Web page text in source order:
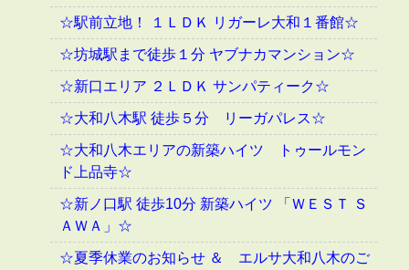
☆駅前立地！ １ＬＤＫ リガーレ大和１番館☆
☆坊城駅まで徒歩１分 ヤブナカマンション☆
☆新口エリア ２ＬＤＫ サンパティーク☆
☆大和八木駅 徒歩５分 リーガパレス☆
☆大和八木エリアの新築ハイツ トゥールモン
ド上品寺☆
☆新ノ口駅 徒歩10分 新築ハイツ 「ＷＥＳＴ Ｓ
ＡＷＡ」☆
☆夏季休業のお知らせ ＆ エルサ大和八木のご